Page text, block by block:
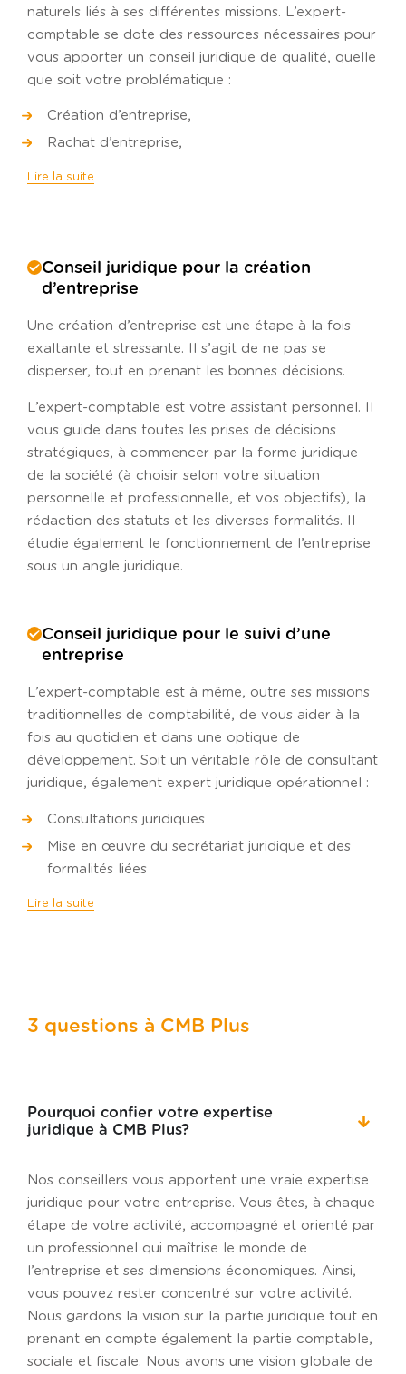
naturels liés à ses différentes missions. L’expert-
comptable se dote des ressources nécessaires pour
vous apporter un conseil juridique de qualité, quelle
que soit votre problématique :
Création d’entreprise,
Rachat d’entreprise,
Lire la suite
Conseil juridique pour la création
d’entreprise
Une création d’entreprise est une étape à la fois
exaltante et stressante. Il s’agit de ne pas se
disperser, tout en prenant les bonnes décisions.
L’expert-comptable est votre assistant personnel. Il
vous guide dans toutes les prises de décisions
stratégiques, à commencer par la forme juridique
de la société (à choisir selon votre situation
personnelle et professionnelle, et vos objectifs), la
rédaction des statuts et les diverses formalités. Il
étudie également le fonctionnement de l’entreprise
sous un angle juridique.
Conseil juridique pour le suivi d’une
entreprise
L’expert-comptable est à même, outre ses missions
traditionnelles de comptabilité, de vous aider à la
fois au quotidien et dans une optique de
développement. Soit un véritable rôle de consultant
juridique, également expert juridique opérationnel :
Consultations juridiques
Mise en œuvre du secrétariat juridique et des
formalités liées
Lire la suite
3 questions à CMB Plus
Pourquoi confier votre expertise
juridique à CMB Plus?
Nos conseillers vous apportent une vraie expertise
juridique pour votre entreprise. Vous êtes, à chaque
étape de votre activité, accompagné et orienté par
un professionnel qui maîtrise le monde de
l’entreprise et ses dimensions économiques. Ainsi,
vous pouvez rester concentré sur votre activité.
Nous gardons la vision sur la partie juridique tout en
prenant en compte également la partie comptable,
sociale et fiscale. Nous avons une vision globale de